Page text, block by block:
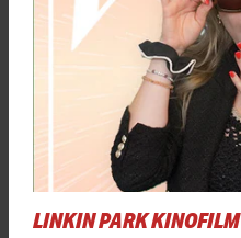
LINKIN PARK KINOFILM